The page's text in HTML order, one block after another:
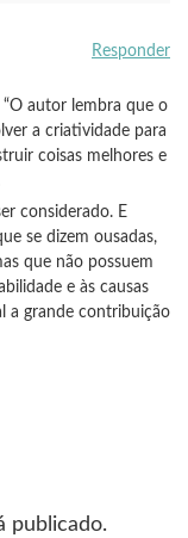
Responder
autor lembra que o
a criatividade para
coisas melhores e
considerado. E
se dizem ousadas,
que não possuem
e às causas
a grande contribuição
publicado.